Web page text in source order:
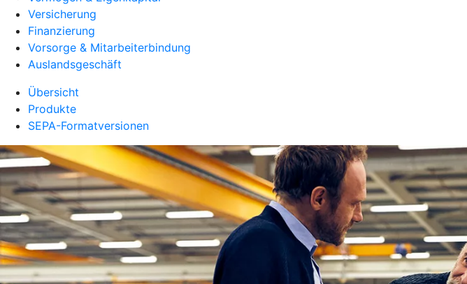
Versicherung
Finanzierung
Vorsorge & Mitarbeiterbindung
Auslandsgeschäft
Übersicht
Produkte
SEPA-Formatversionen